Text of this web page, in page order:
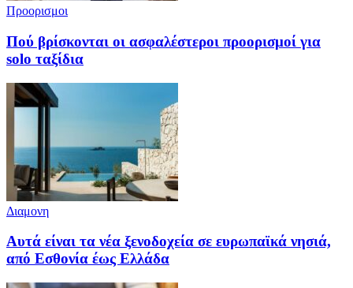
Προορισμοι
Πού βρίσκονται οι ασφαλέστεροι προορισμοί για
solo ταξίδια
Διαμονη
Αυτά είναι τα νέα ξενοδοχεία σε ευρωπαϊκά νησιά,
από Εσθονία έως Ελλάδα